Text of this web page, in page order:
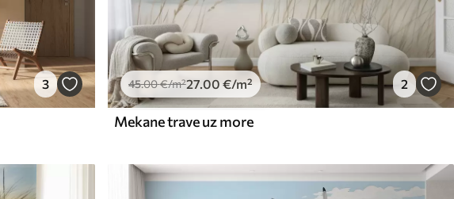
3 45.00€/m²27.00 €/m² 2
Mekane trave uz more